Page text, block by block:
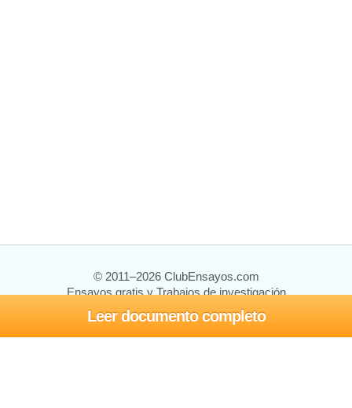
Leer documento completo
© 2011–2026 ClubEnsayos.com
Ensayos gratis y Trabajos de investigación